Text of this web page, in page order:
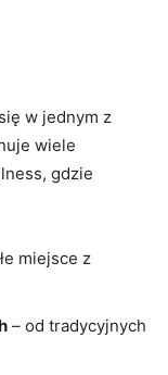
w jednym z
wiele
gdzie
miejsce z
– od tradycyjnych